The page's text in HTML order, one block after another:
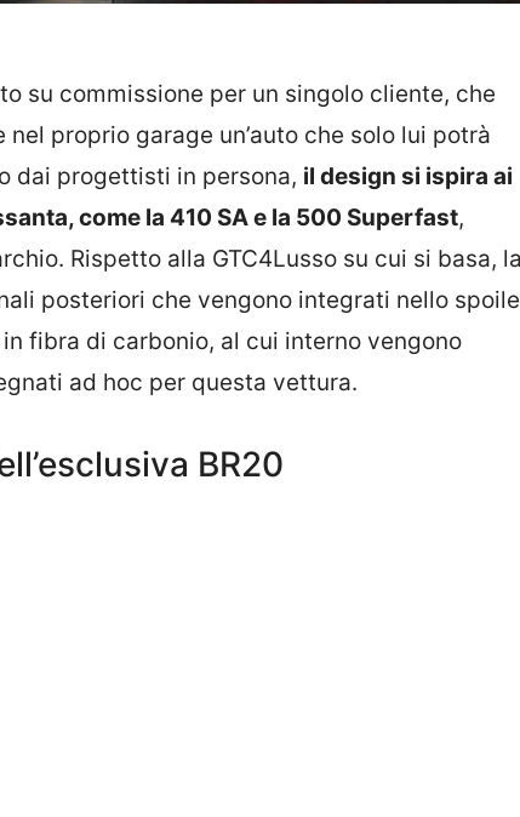
su commissione per un singolo cliente, che
proprio garage un’auto che solo lui potrà
dai progettisti in persona, il design si ispira ai
come la 410 SA e la 500 Superfast,
Rispetto alla GTC4Lusso su cui si basa, la
posteriori che vengono integrati nello
fibra di carbonio, al cui interno vengono
ad hoc per questa vettura.
BR20